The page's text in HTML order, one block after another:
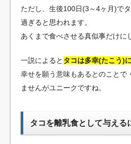
ただし、生後100日(3～4ヶ月)で
過ぎると思われます。
あくまで食べさせる真似事だけに
一説によると タコは多幸(たこう)
幸せを願う意味もあるとのことで
ませんがユニークですね。
タコを離乳食として与える